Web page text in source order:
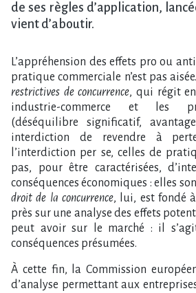
de ses règles d’application,
vient d’aboutir.
L’appréhension des effets pro ou
pratique commerciale n’est pas
restrictives de concurrence, qui régit
industrie-commerce et les
(déséquilibre significatif,
interdiction de revendre à
l’interdiction per se, celles de
pas, pour être caractérisées,
conséquences économiques : elles
droit de la concurrence, lui, est fondé
près sur une analyse des effets
peut avoir sur le marché : il
conséquences présumées.
À cette fin, la Commission
d’analyse permettant aux